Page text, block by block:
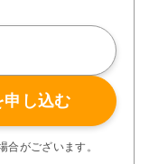
申し込む
がございます。